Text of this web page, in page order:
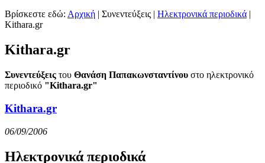
Βρίσκεστε εδώ: Αρχική | Συνεντεύξεις | Ηλεκτρονικά περιοδικά |
Kithara.gr
Kithara.gr
Συνεντεύξεις του Θανάση Παπακωνσταντίνου στο ηλεκτρονικό
περιοδικό "Kithara.gr"
Kithara.gr
06/09/2006
Ηλεκτρονικά περιοδικά